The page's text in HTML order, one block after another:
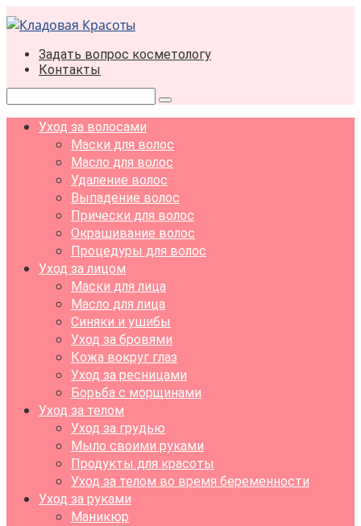
Перейти
к
контентуЗадать вопрос косметологу
Контакты
Поиск:
Уход за волосами
Маски для волос
Масло для волос
Удаление волос
Выпадение волос
Прически для волос
Окрашивание волос
Процедуры для волос
Уход за лицом
Маски для лица
Масло для лица
Синяки и ушибы
Уход за бровями
Кожа вокруг глаз
Уход за ресницами
Борьба с морщинами
Уход за телом
Уход за грудью
Мыло своими руками
Продукты для красоты
Уход за телом во время беременности
Уход за руками
Маникюр